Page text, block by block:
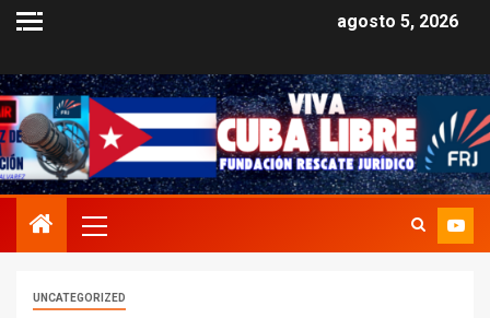
agosto 5, 2026
UNCATEGORIZED